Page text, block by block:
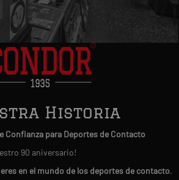
Historia
Confianza para Deportes de Contacto
90 aniversario!
en el mundo de los deportes de contacto.